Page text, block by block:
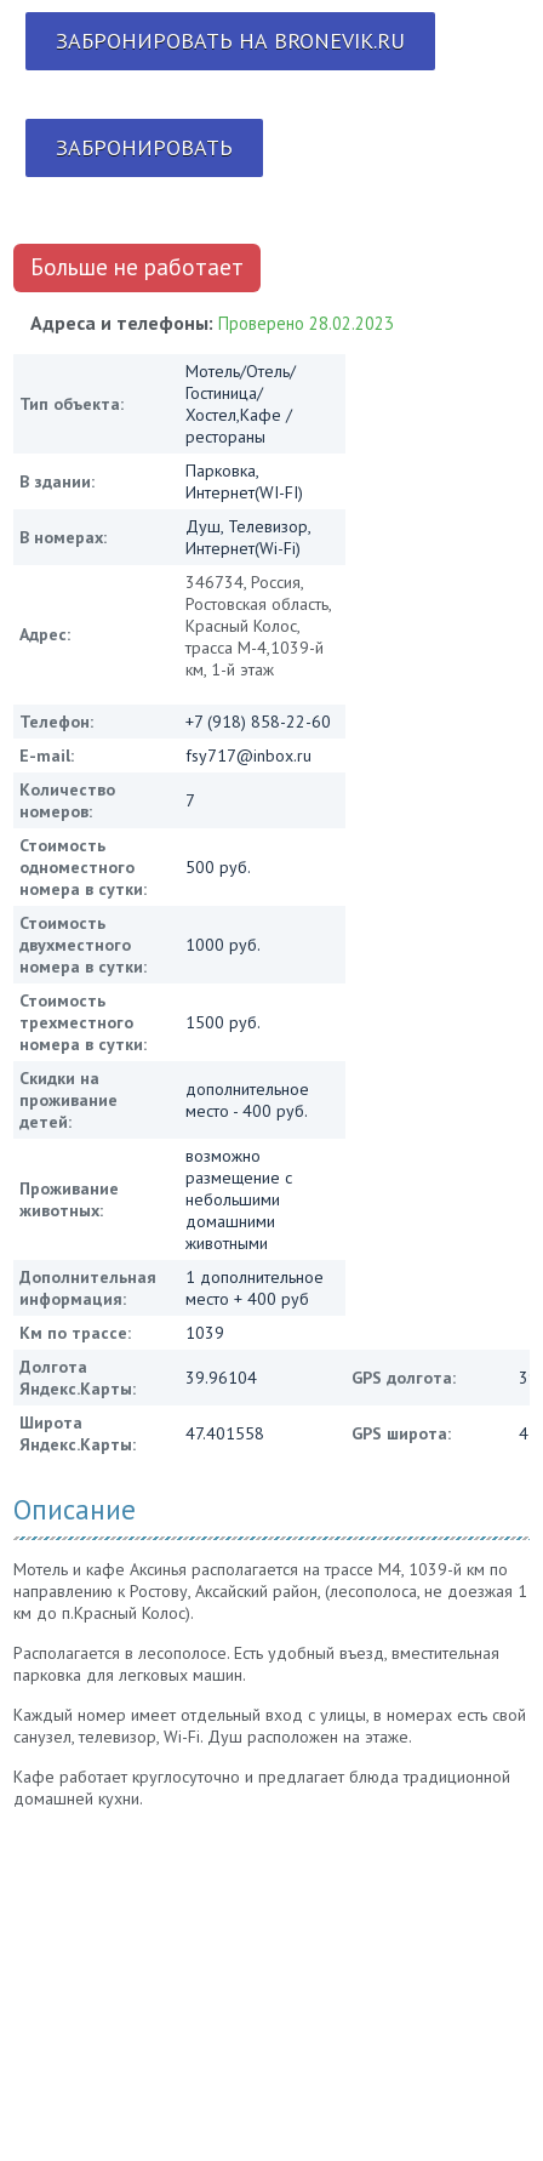
ЗАБРОНИРОВАТЬ НА BRONEVIK.RU
ЗАБРОНИРОВАТЬ
Больше не работает
Адреса и телефоны:Проверено 28.02.2023
Тип объекта:
Мотель/Отель/
Гостиница/
Хостел,Кафе /
рестораны
В здании:
Парковка,
Интернет(WI-FI)
В номерах:
Душ, Телевизор,
Интернет(Wi-Fi)
Адрес:
346734, Россия,
Ростовская область,
Красный Колос,
трасса М-4,1039-й
км, 1-й этаж
Телефон:
+7 (918) 858-22-60
E-mail:
fsy717@inbox.ru
Количество
номеров:
7
Стоимость
одноместного
номера в сутки:
500 руб.
Стоимость
двухместного
номера в сутки:
1000 руб.
Стоимость
трехместного
номера в сутки:
1500 руб.
Скидки на
проживание
детей:
дополнительное
место - 400 руб.
Проживание
животных:
возможно
размещение с
небольшими
домашними
животными
Дополнительная
информация:
1 дополнительное
место + 400 руб
Км по трассе:
1039
Долгота
Яндекс.Карты:
39.96104 GPS долгота:
Широта
Яндекс.Карты:
47.401558 GPS широта:
Описание
Мотель и кафе Аксинья располагается на трассе М4, 1039-й км по
направлению к Ростову, Аксайский район, (лесополоса, не доезжая 1
км до п.Красный Колос).
Располагается в лесополосе. Есть удобный въезд, вместительная
парковка для легковых машин.
Каждый номер имеет отдельный вход с улицы, в номерах есть свой
санузел, телевизор, Wi-Fi. Душ расположен на этаже.
Кафе работает круглосуточно и предлагает блюда традиционной
домашней кухни.